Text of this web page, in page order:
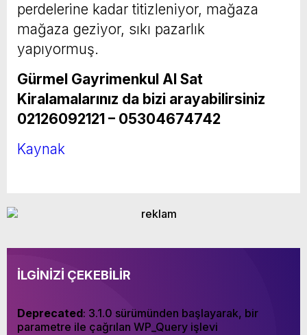
perdelerine kadar titizleniyor, mağaza
mağaza geziyor, sıkı pazarlık
yapıyormuş.
Gürmel Gayrimenkul Al Sat
Kiralamalarınız da bizi arayabilirsiniz
02126092121 – 05304674742
Kaynak
İLGİNİZİ ÇEKEBİLİR
Deprecated: 3.1.0 sürümünden başlayarak, bir
parametre ile çağrılan WP_Query işlevi